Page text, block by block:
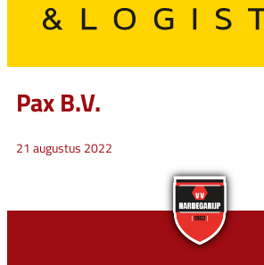
Pax B.V.
21 augustus 2022